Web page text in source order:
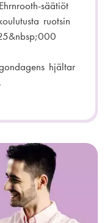
säätiöt
ruotsin
hjältar